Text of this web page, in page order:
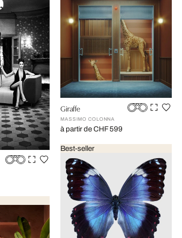
Giraffe
MASSIMO COLONNA
à partir de CHF 599
Best-seller